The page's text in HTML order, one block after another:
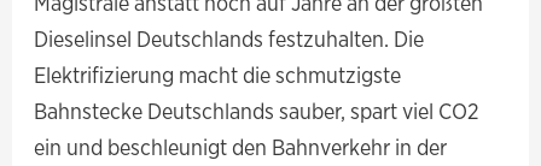
Dieselinsel Deutschlands festzuhalten. Die
Elektrifizierung macht die schmutzigste
Bahnstecke Deutschlands sauber, spart viel CO2
ein und beschleunigt den Bahnverkehr in der